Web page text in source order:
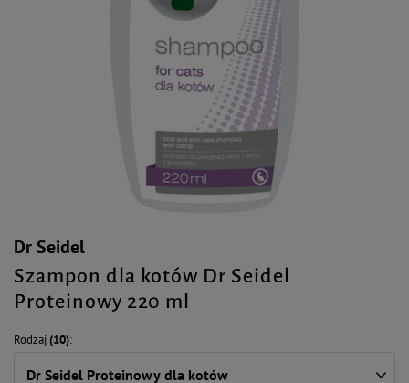
Dr Seidel
Szampon dla kotów Dr Seidel
Proteinowy 220 ml
Rodzaj(10)
Dr Seidel Proteinowy dla kotów